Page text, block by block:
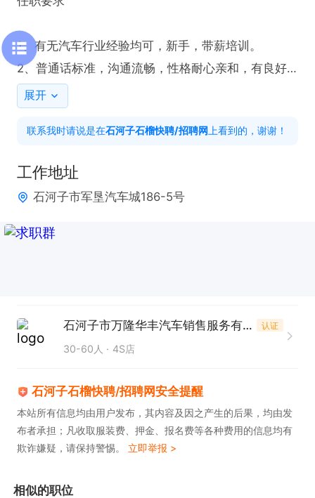
1、有无汽车行业经验均可，新手，带薪培训。
2、普通话标准，沟通流畅，性格耐心亲和，有良好
的服务意识、抗压能力和团队协作意识。
展开
联系我时请说是在石河子石榴快聘/招聘网 上看到的，谢谢！
工作地址
石河子市军垦汽车城186-5号
石河子市万隆华丰汽车销售服务有限公司 认证
30-60人 4S店
石河子石榴快聘/招聘网安全提醒
本站所有信息均由用户发布，其内容及因之产生的后果，均由发
布者承担；凡收取服装费、押金、报名费等各种费用的信息均有
欺诈嫌疑，请保持警惕。 立即举报 >
相似的职位